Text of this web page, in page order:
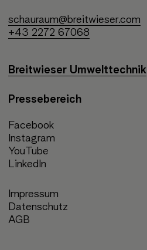
schauraum@breitwieser.com
+43 2272 67068
Breitwieser Umwelttechnik
Pressebereich
Facebook
Instagram
YouTube
LinkedIn
Impressum
Datenschutz
AGB